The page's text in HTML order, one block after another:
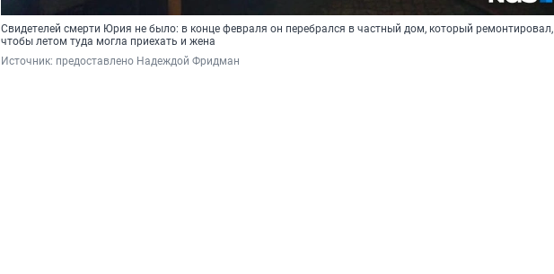
Свидетелей смерти Юрия не было: в конце февраля он перебрался в частный дом, который ремонтировал,
чтобы летом туда могла приехать и жена
Источник: предоставлено Надеждой Фридман